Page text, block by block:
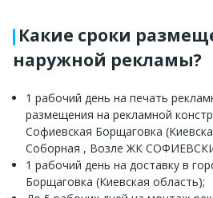
Какие сроки
наружной рекламы?
1 рабочий день на печать
размещения на рекламной
Софиевская Борщаговка
Соборная , Возле ЖК
1 рабочий день на доставку в
Борщаговка (Киевская область);